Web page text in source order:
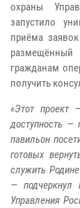
охраны
запустило
приёма
гражданам
получить
«Этот проект
доступность —
павильон
готовых
служить
— подчеркнул
Управления